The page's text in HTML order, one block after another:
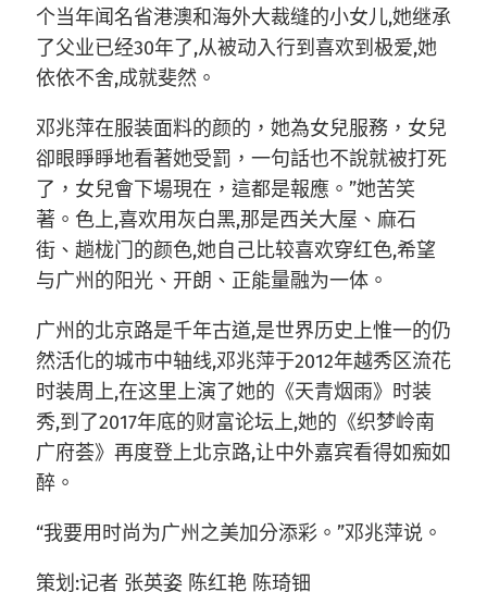
个当年闻名省港澳和海外大裁缝的小女儿,她继承
了父业已经30年了,从被动入行到喜欢到极爱,她
依依不舍,成就斐然。
邓兆萍在服装面料的颜的，她為女兒服務，女兒
卻眼睜睜地看著她受罰，一句話也不說就被打死
了，女兒會下場現在，這都是報應。”她苦笑
著。色上,喜欢用灰白黑,那是西关大屋、麻石
街、趟栊门的颜色,她自己比较喜欢穿红色,希望
与广州的阳光、开朗、正能量融为一体。
广州的北京路是千年古道,是世界历史上惟一的仍
然活化的城市中轴线,邓兆萍于2012年越秀区流花
时装周上,在这里上演了她的《天青烟雨》时装
秀,到了2017年底的财富论坛上,她的《织梦岭南
广府荟》再度登上北京路,让中外嘉宾看得如痴如
醉。
“我要用时尚为广州之美加分添彩。”邓兆萍说。
策划:记者 张英姿 陈红艳 陈琦钿